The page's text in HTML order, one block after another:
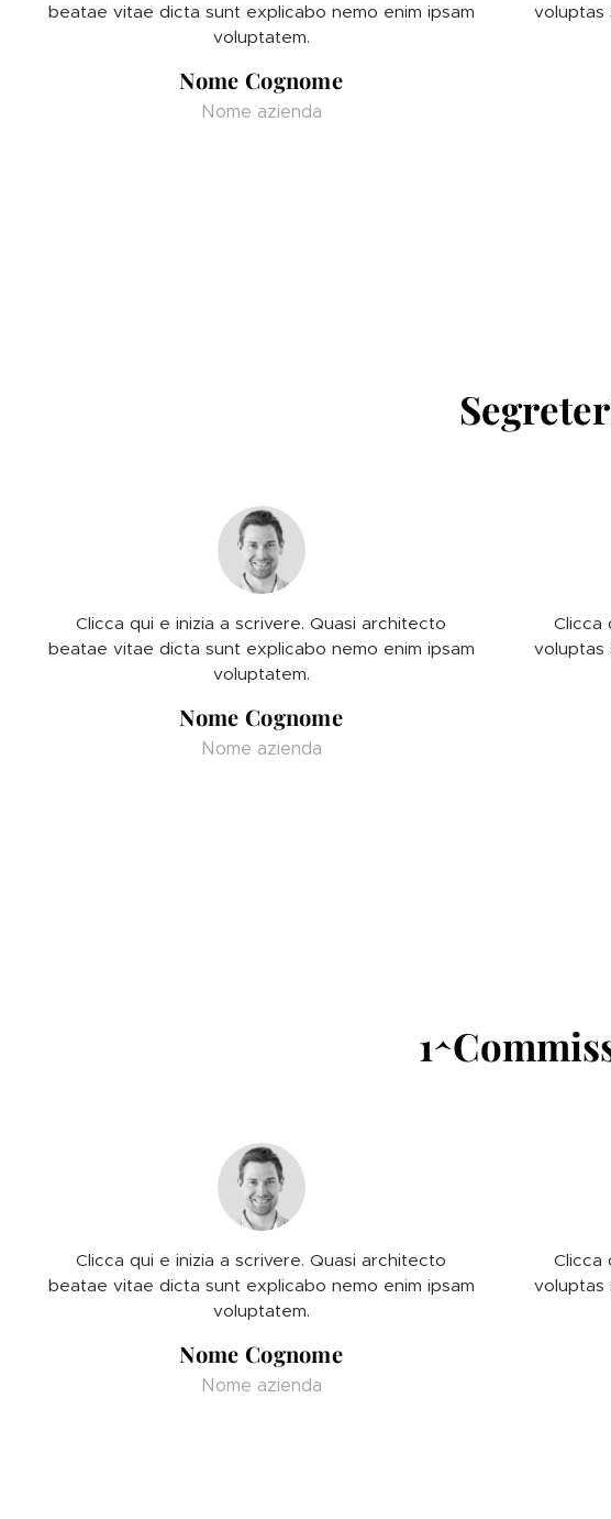
beatae vitae dicta sunt explicabo nemo enim ipsam
voluptatem.
Nome Cognome
Nome azienda
voluptas
Clicca qui e inizia a scrivere. Quasi architecto
beatae vitae dicta sunt explicabo nemo enim ipsam
voluptatem.
Nome Cognome
Nome azienda
Clicca
voluptas
Clicca qui e inizia a scrivere. Quasi architecto
beatae vitae dicta sunt explicabo nemo enim ipsam
voluptatem.
Nome Cognome
Nome azienda
Clicca
voluptas